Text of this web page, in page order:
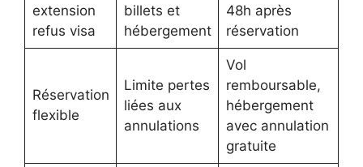
extension
refus visa
billets et
hébergement
48h après
réservation
Réservation
flexible
Limite pertes
liées aux
annulations
Vol
remboursable,
hébergement
avec annulation
gratuite